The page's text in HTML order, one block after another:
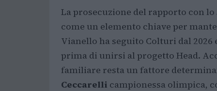
La prosecuzione del rapporto con lo
come un elemento chiave per
Vianello ha seguito Colturi dal
prima di unirsi al progetto Head.
familiare resta un fattore
Ceccarelli campionessa olimpica,